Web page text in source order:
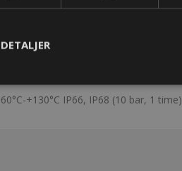
+130°C IP66, IP68 (10 bar, 1 time)